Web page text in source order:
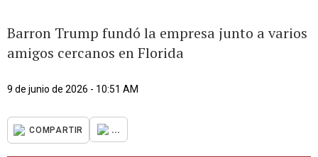
Barron Trump fundó la empresa junto a varios
amigos cercanos en Florida
9 de junio de 2026 - 10:51 AM
COMPARTIR ...